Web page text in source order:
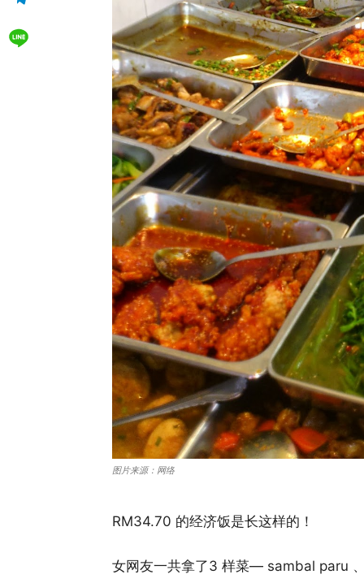
图片来源：网络
RM34.70 的经济饭是长这样的！
女网友一共拿了3 样菜— sambal paru